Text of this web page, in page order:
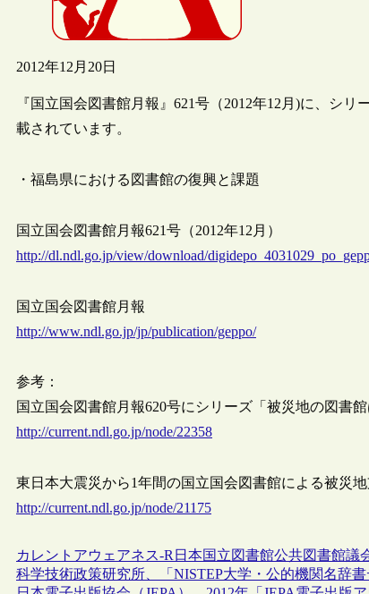
2012年12月20日
『国立国会図書館月報』621号（2012年12月)に、シ
載されています。
・福島県における図書館の復興と課題
国立国会図書館月報621号（2012年12月）
http://dl.ndl.go.jp/view/download/
国立国会図書館月報
http://www.ndl.go.jp/jp/publication/geppo/
参考：
国立国会図書館月報620号にシリーズ「被災地の図書
http://current.ndl.go.jp/node/22358
東日本大震災から1年間の国立国会図書館による被災
http://current.ndl.go.jp/node/21175
カレントアウェアネス-R 日本国立図書館公共図書館議
科学技術政策研究所、「NISTEP大学・公的機関名辞